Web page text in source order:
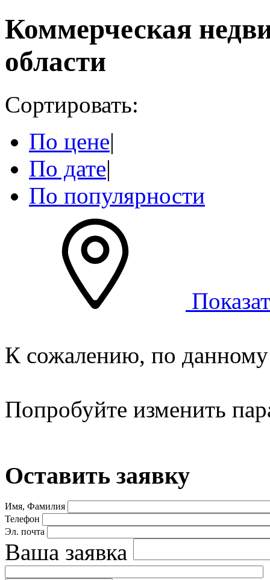
Коммерческая
области
Сортировать:
По цене|
По дате|
По популярности
К сожалению, по данному
Попробуйте изменить
Оставить заявку
Имя, Фамилия
Телефон
Эл. почта
Ваша заявка